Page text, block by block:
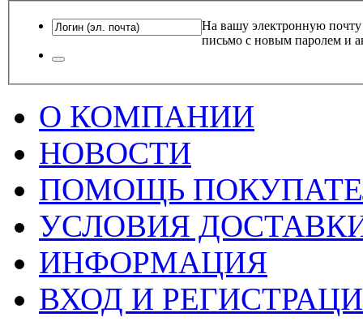
На вашу электронную почту
письмо с новым паролем и
О КОМПАНИИ
НОВОСТИ
ПОМОЩЬ
УСЛОВИЯ
ИНФОРМАЦИЯ
ВХОД И